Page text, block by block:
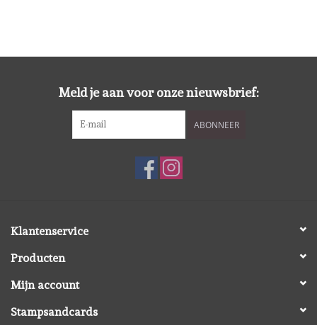
Dress My Craft
Uniquely Creative
Kleurboeken
Cadeaubonnen
Meld je aan voor onze nieuwsbrief:
ABONNEER
Klantenservice
Producten
Mijn account
Stampsandcards